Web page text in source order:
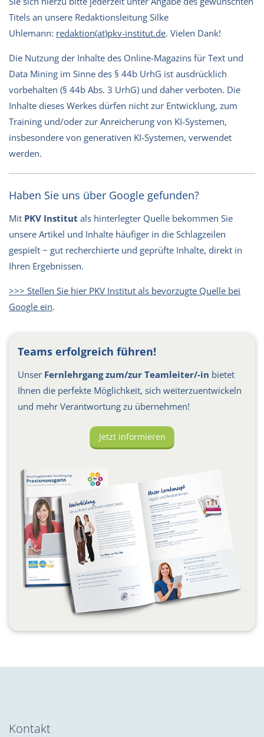
Titels an unsere Redaktionsleitung Silke
Uhlemann: redaktion(at)pkv-institut.de. Vielen Dank!
Die Nutzung der Inhalte des Online-Magazins für Text und
Data Mining im Sinne des § 44b UrhG ist ausdrücklich
vorbehalten (§ 44b Abs. 3 UrhG) und daher verboten. Die
Inhalte dieses Werkes dürfen nicht zur Entwicklung, zum
Training und/oder zur Anreicherung von KI-Systemen,
insbesondere von generativen KI-Systemen, verwendet
werden.
Haben Sie uns über Google gefunden?
Mit PKV Institut als hinterlegter Quelle bekommen Sie
unsere Artikel und Inhalte häufiger in die Schlagzeilen
gespielt − gut recherchierte und geprüfte Inhalte, direkt in
Ihren Ergebnissen.
>>> Stellen Sie hier PKV Institut als bevorzugte Quelle bei
Google ein.
Teams erfolgreich führen!
Unser Fernlehrgang zum/zur Teamleiter/-in bietet
Ihnen die perfekte Möglichkeit, sich weiterzuentwickeln
und mehr Verantwortung zu übernehmen!
Jetzt informieren
Kontakt